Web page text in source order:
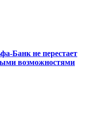
Банк не перестает
возможностями